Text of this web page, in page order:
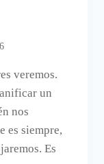
veremos.
un
nos
es siempre,
Es